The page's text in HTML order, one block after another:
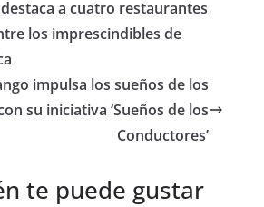
a cuatro restaurantes
los imprescindibles de
impulsa los sueños de los
su iniciativa ‘Sueños de los
Conductores’
te puede gustar